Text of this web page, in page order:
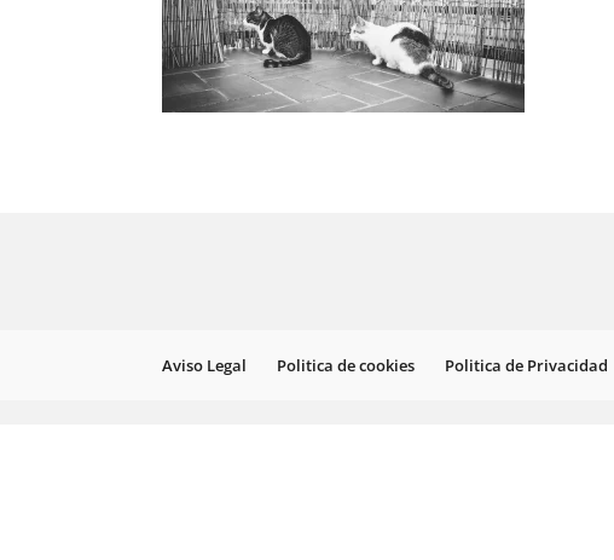
Aviso Legal Politica de cookies Politica de Privacidad